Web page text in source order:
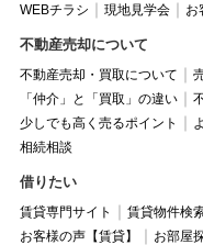
WEBチラシ
現地見学会 お
不動産売却について
不動産売却・買取について
「仲介」と「買取」の違い
少しでも高く売るポイント
相続相談
借りたい
賃貸専門サイト 賃貸物件検
お客様の声【賃貸】
お部屋